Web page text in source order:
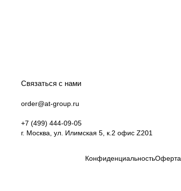
Связаться с нами
order@at-group.ru
+7 (499) 444-09-05
г. Москва, ул. Илимская 5, к.2 офис Z201
КонфиденциальностьОферта